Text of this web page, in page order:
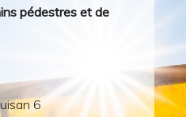
pédestres et de
6